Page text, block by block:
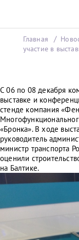
Главная
участие в
С 06 по 08 декабря
выставке и
стенде компания
«Бронка». В ходе
руководитель
министр транспорта
оценили
на Балтике.